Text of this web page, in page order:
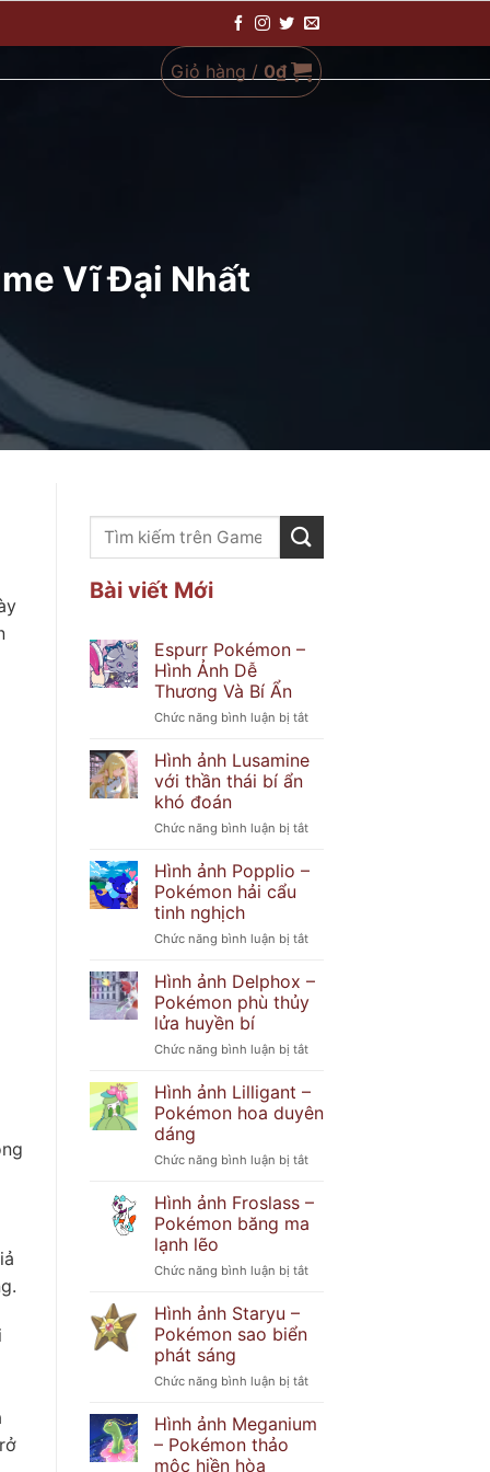
Giỏ hàng / 0₫
Vĩ Đại Nhất
Bài viết Mới
Espurr Pokémon –
Hình Ảnh Dễ
Thương Và Bí Ẩn
Chức năng bình luận bị tắtở
Dễ
Hình ảnh Lusamine
với thần thái bí ẩn
khó đoán
Chức năng bình luận bị tắtở
thái
Hình ảnh Popplio –
Pokémon hải cẩu
tinh nghịch
Chức năng bình luận bị tắtở
hải
nghịch
Hình ảnh Delphox –
Pokémon phù thủy
lửa huyền bí
Chức năng bình luận bị tắtở
Delphox
–
phù
bí
Hình ảnh Lilligant –
Pokémon hoa duyên
dáng
Chức năng bình luận bị tắtở
–
hoa
Hình ảnh Froslass –
Pokémon băng ma
lạnh lẽo
Chức năng bình luận bị tắtở
băng
lạnh
Hình ảnh Staryu –
Pokémon sao biển
phát sáng
Chức năng bình luận bị tắtở
ảnh
Hình ảnh Meganium
– Pokémon thảo
mộc hiền hòa